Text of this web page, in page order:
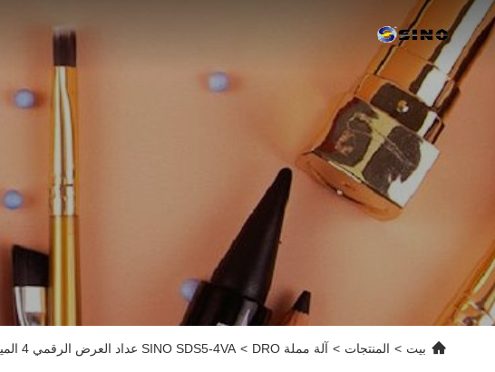
بيت > المنتجات > آلة مملة DRO > SINO SDS5-4VA عداد العرض الرقمي 4 الميزانات الخطية الدقة العالية للطحن CNC